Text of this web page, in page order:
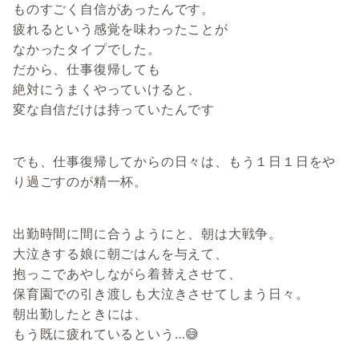
ものすごく自信があったんです。
疲れるという感覚を味わったことが
なかったタイプでした。
だから、仕事復帰しても
絶対にうまくやっていけると、
変な自信だけは持っていたんです
でも、仕事復帰してからの日々は、もう１日１日をや
り過ごすのが精一杯。
出勤時間に間に合うようにと、朝は大戦争。
大泣きする娘に朝ごはんを与えて、
抱っこであやしながら着替えさせて、
保育園での引き渡しも大泣きさせてしまう日々。
朝出勤したときには、
もう既に疲れているという…😅